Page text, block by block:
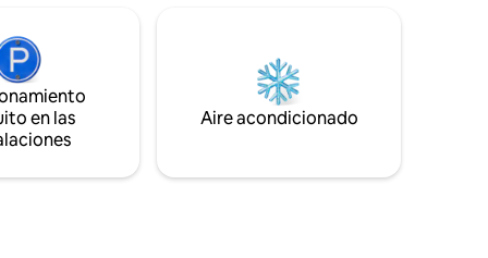
en las
Aire acondicionado